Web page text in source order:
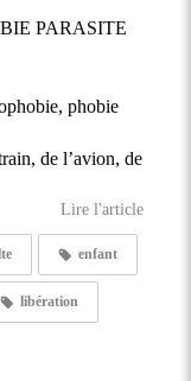
PARASITE
phobie
de l’avion, de
Lire l'article
enfant
libération